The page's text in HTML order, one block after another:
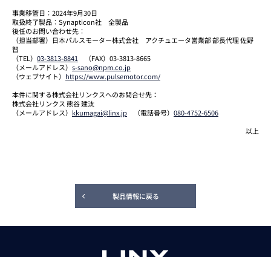
事業移管日：2024年9月30日
取扱終了製品：Synapticon社 全製品
後任のお問い合わせ先：
（担当部署）日本パルスモーター株式会社 アクチュエータ営業部 部長代理 佐野
智
（TEL） 03-3813-8841
（FAX）03-3813-8665
（メールアドレス） s-sano@npm.co.jp
（ウェブサイト） https://www.pulsemotor.com/
本件に関する株式会社リンクスへのお問合せ先：
株式会社リンクス 熊谷 建汰
（メールアドレス） kkumagai@linx.jp （電話番号） 080-4752-6506
以上
製品情報に戻る